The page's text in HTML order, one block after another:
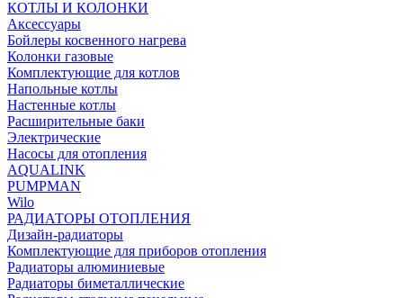
КОТЛЫ И КОЛОНКИ
Аксессуары
Бойлеры косвенного нагрева
Колонки газовые
Комплектующие для котлов
Напольные котлы
Настенные котлы
Расширительные баки
Электрические
Насосы для отопления
AQUALINK
PUMPMAN
Wilo
РАДИАТОРЫ ОТОПЛЕНИЯ
Дизайн-радиаторы
Комплектующие для приборов отопления
Радиаторы алюминиевые
Радиаторы биметаллические